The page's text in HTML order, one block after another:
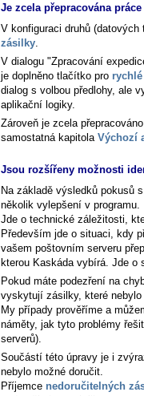
Je zcela přepracována
V konfiguraci druhů (datových
zásilky
V dialogu "Zpracování
je doplněno tlačítko pro
dialog s volbou předlohy, ale
aplikační logiky.
Zároveň je zcela
samostatná kapitola Výchozí
Jsou rozšířeny možnosti
Na základě výsledků pokusů
několik vylepšení v programu.
Jde o technické záležitosti,
Především jde o situaci, kdy
vašem poštovním serveru
kterou Kaskáda vybírá. Jde o
Pokud máte podezření na
vyskytují zásilky, které
My případy prověříme a
náměty, jak tyto problémy
serverů).
Součástí této úpravy je i
nebylo možné doručit.
Příjemce nedoručitelných